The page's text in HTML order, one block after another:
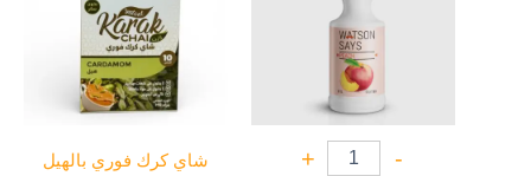
-
+
شاي كرك فوري بالهيل
خلال
المختلفة
اختيار